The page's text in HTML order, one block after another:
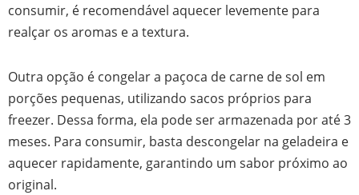
consumir, é recomendável aquecer levemente para
realçar os aromas e a textura.
Outra opção é congelar a paçoca de carne de sol em
porções pequenas, utilizando sacos próprios para
freezer. Dessa forma, ela pode ser armazenada por até 3
meses. Para consumir, basta descongelar na geladeira e
aquecer rapidamente, garantindo um sabor próximo ao
original.